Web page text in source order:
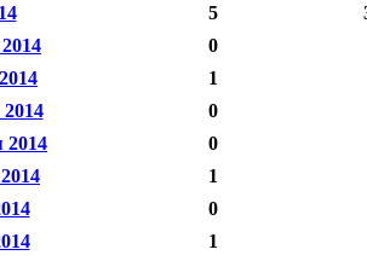
5
0
1
0
2014
0
1
0
1